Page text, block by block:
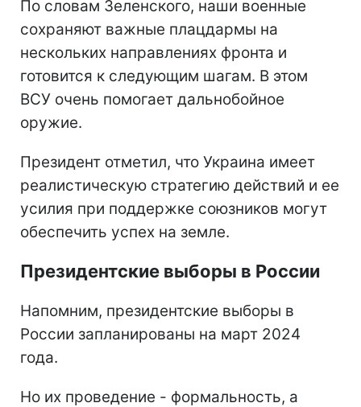
По словам Зеленского, наши военные
сохраняют важные плацдармы на
нескольких направлениях фронта и
готовится к следующим шагам. В этом
ВСУ очень помогает дальнобойное
оружие.
Президент отметил, что Украина имеет
реалистическую стратегию действий и ее
усилия при поддержке союзников могут
обеспечить успех на земле.
Президентские выборы в России
Напомним, президентские выборы в
России запланированы на март 2024
года.
Но их проведение - формальность, а